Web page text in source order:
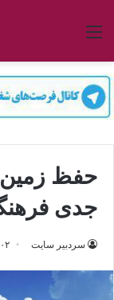
منو
حفظ زمین
جدی
سردبیر سایت ۰۹:۰۲ -